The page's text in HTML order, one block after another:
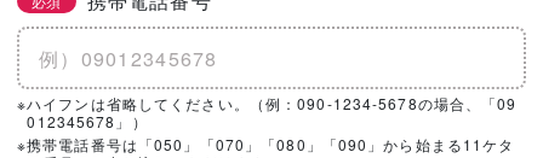
※ハイフンは省略してください。（例：090-1234-5678の場合、「09
012345678」）
※携帯電話番号は「050」「070」「080」「090」から始まる11ケタ